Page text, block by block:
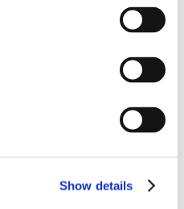
Show details
Neužpildę
privaloma tyrimo dalis.